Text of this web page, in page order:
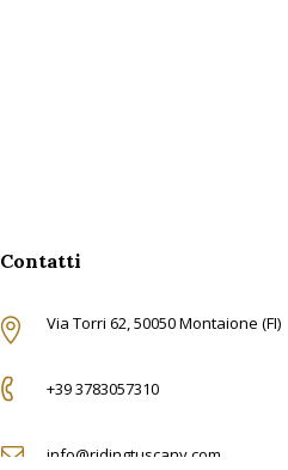
Contatti
Via Torri 62, 50050 Montaione (FI)
+39 3783057310
info@ridingtuscany.com